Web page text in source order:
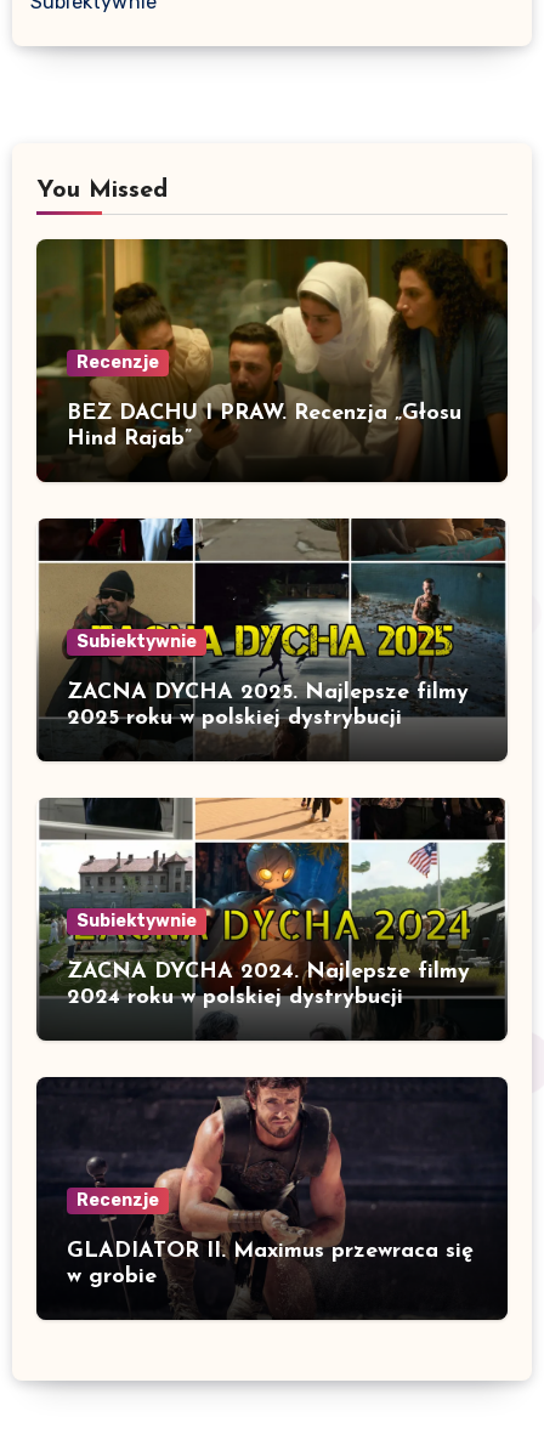
You Missed
Recenzje
BEZ DACHU I PRAW. Recenzja „Głosu
Hind Rajab”
Subiektywnie
ZACNA DYCHA 2025. Najlepsze filmy
2025 roku w polskiej dystrybucji
Subiektywnie
ZACNA DYCHA 2024. Najlepsze filmy
2024 roku w polskiej dystrybucji
Recenzje
GLADIATOR II. Maximus przewraca się
w grobie